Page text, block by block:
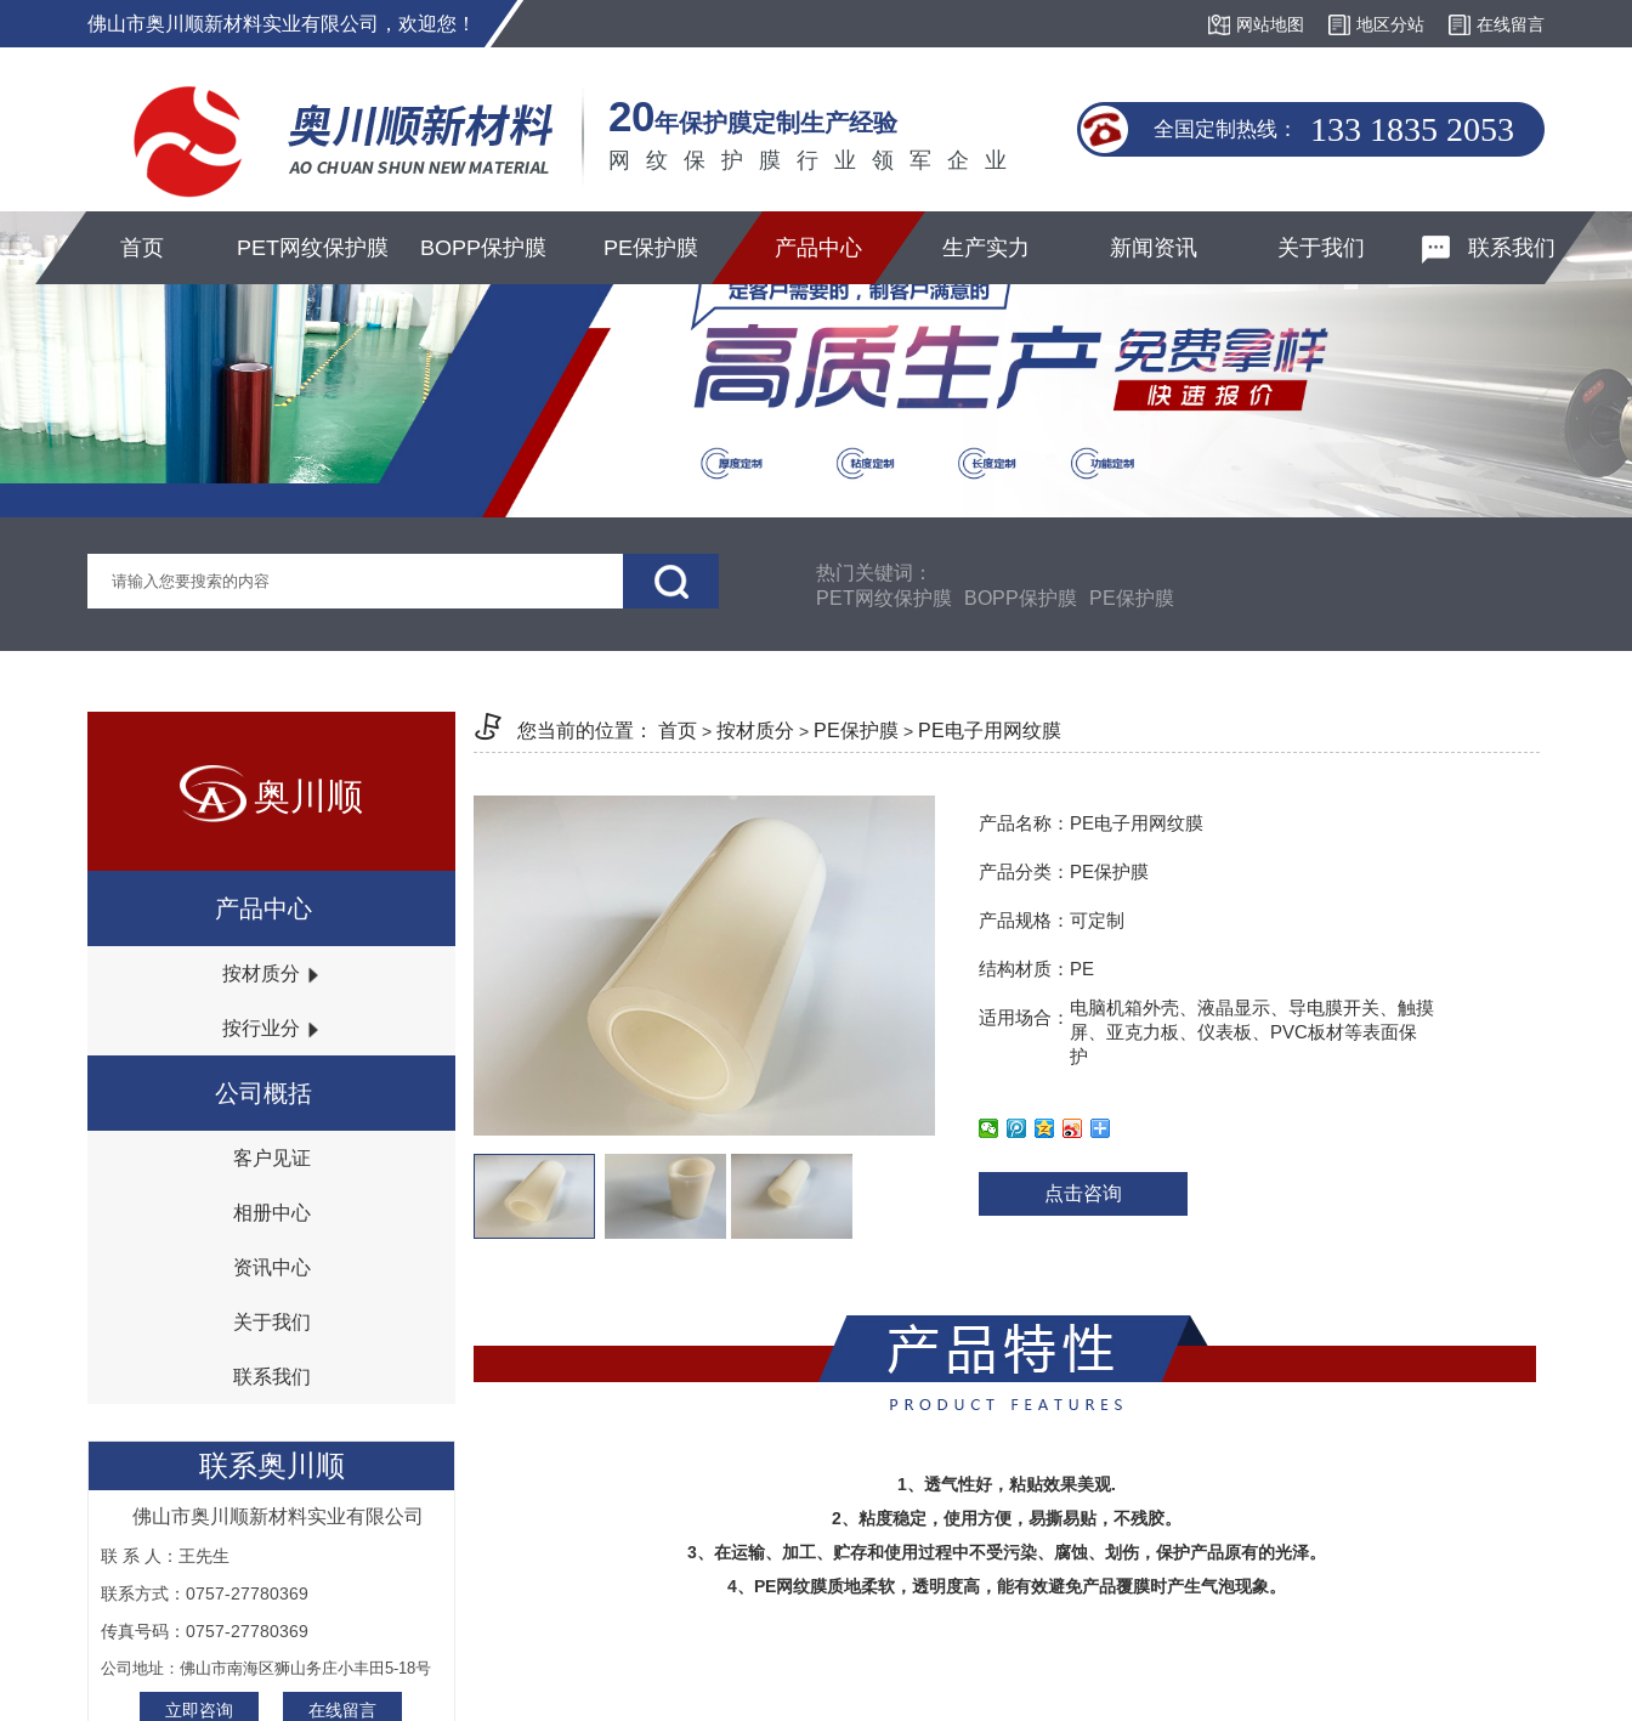
佛山市奥川顺新材料实业有限公司，欢迎您！ 网站地图 地区分站 在线留言
20年保护膜定制生产经验
网纹保护膜行业领军企业
全国定制热线： 133 1835 2053
首页 PET网纹保护膜 BOPP保护膜 PE保护膜 产品中心 生产实力 新闻资讯 关于我们 联系我们
热门关键词：
PET网纹保护膜
BOPP保护膜 PE保护膜
奥川顺
产品中心
按材质分
按行业分
公司概括
{I('company_id')}
客户见证
相册中心
资讯中心
关于我们
联系我们
联系奥川顺
佛山市奥川顺新材料实业有限公司
联 系 人：王先生
联系方式：0757-27780369
传真号码：0757-27780369
公司地址：佛山市南海区狮山务庄小丰田5-18号
立即咨询 在线留言
BOPP网纹膜
PET抗静电网纹保护膜
石墨烯散热片保护膜
新能源电池PET网纹保护膜
您当前的位置： 首页 > 按材质分 > PE保护膜 > PE电子用网纹膜
产品名称： PE电子用网纹膜
产品分类： PE保护膜
产品规格： 可定制
结构材质： PE
适用场合： 电脑机箱外壳、液晶显示、导电膜开关、触摸
屏、亚克力板、仪表板、PVC板材等表面保
护
点击咨询
1、透气性好，粘贴效果美观.
2、粘度稳定，使用方便，易撕易贴，不残胶。
3、在运输、加工、贮存和使用过程中不受污染、腐蚀、划伤，保护产品原有的光泽。
4、PE网纹膜质地柔软，透明度高，能有效避免产品覆膜时产生气泡现象。